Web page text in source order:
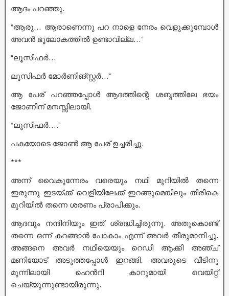
ആദം പറഞ്ഞു.
“ആരു… ആരാണെന്നു പറ നാളെ നേരം വെളുക്കുമ്പോൾ
അവൻ ഭൂലോകത്തിൽ ഉണ്ടാവില്ല…”
“ലൂസിഫർ…
ലൂസിഫർ മോർണിങ്സ്റ്റർ…”
ആ പേര് പറഞ്ഞപ്പോൾ ആദത്തിന്റെ ശബ്ദത്തിലേ ഭയം
ജോണിന് മനസ്സിലായി.
“ലൂസിഫർ….”
പകയോടെ ജോൺ ആ പേര് ഉച്ചരിച്ചു.
***
അന്ന് വൈകുന്നേരം വരെയും നഥി മുറിയിൽ തന്നെ
ഇരുന്നു ഇടയ്ക്ക് വെളിയിലേക്ക് ഇറങ്ങുമെങ്കിലും തിരികെ
മുറിയിൽ തന്നെ ശരണം പ്രാപിക്കും.
ആദവും നന്ദിനിയും ഇത് ശ്രദ്ധിച്ചിരുന്നു. അതുകൊണ്ട്
തന്നെ ഒന്ന് കറങ്ങാൻ പോകാം എന്ന് അവർ തീരുമാനിച്ചു.
അങ്ങനെ അവർ നഥിയെയും റെഡി ആക്കി അഞ്ച്
മണിയോട് അടുത്തപ്പോൾ ഇറങ്ങി. അവരുടെ വീടിനു
മുന്നിലായി ഹെൻറി കാറുമായി വെയിറ്റ്
ചെയ്യുന്നുണ്ടായിരുന്നു.